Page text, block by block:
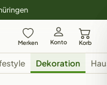
Merken Konto Korb
Dekoration